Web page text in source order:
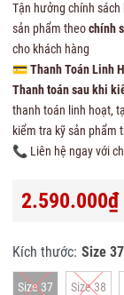
Tận hưởng chính
sản phẩm theochính
cho khách hàng
💳Thanh Toán Linh
Thanh toán sau khi
thanh toán linh hoạt,
kiểm tra kỹ sản phẩm
📞 Liên hệ ngay với
2.590.000₫
Kích thước: Size 37
Size 37 Size 38